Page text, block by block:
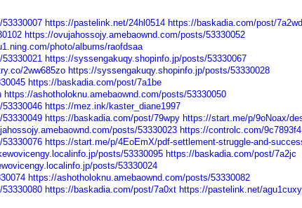
https://pastelink.net/24hl0514 https://baskadia.com/post/7a2wd
https://ovujahossojy.amebaownd.com/posts/53330052
photo/albums/raofdsaa
https://syssengakuqy.shopinfo.jp/posts/53330067
2ww685zo https://syssengakuqy.shopinfo.jp/posts/53330028
https://baskadia.com/post/7a1be
https://ashotholoknu.amebaownd.com/posts/53330050
https://mez.ink/kaster_diane1997
https://baskadia.com/post/79wpy https://start.me/p/9oNoax/
posts/53330023 https://controlc.com/9c7893f4
https://start.me/p/4EoEmX/pdf-settlement-struggle-and-
posts/53330095 https://baskadia.com/post/7a2jc
posts/53330024
https://ashotholoknu.amebaownd.com/posts/53330082
https://baskadia.com/post/7a0xt https://pastelink.net/agu1cuxy